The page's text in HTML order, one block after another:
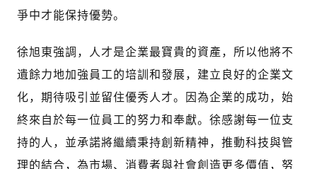
爭中才能保持優勢。
徐旭東強調，人才是企業最寶貴的資產，所以他將不
遺餘力地加強員工的培訓和發展，建立良好的企業文
化，期待吸引並留住優秀人才。因為企業的成功，始
終來自於每一位員工的努力和奉獻。徐感謝每一位支
持的人，並承諾將繼續秉持創新精神，推動科技與管
理的結合，為市場、消費者與社會創造更多價值，努